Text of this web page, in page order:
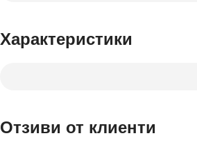
Характеристики
Отзиви от клиенти